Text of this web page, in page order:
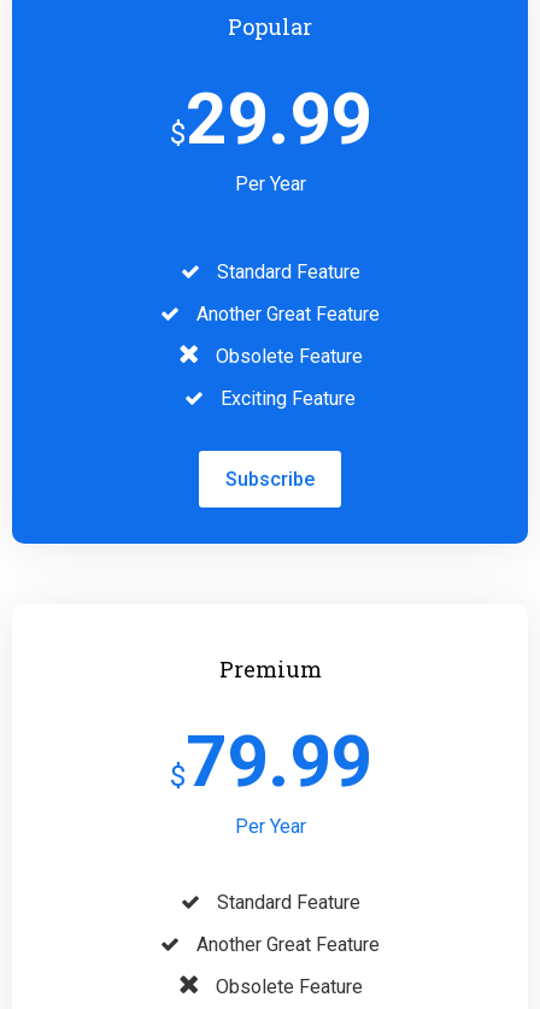
Popular
$29.99
Per Year
Standard Feature
Another Great Feature
Obsolete Feature
Exciting Feature
Subscribe
Premium
$79.99
Per Year
Standard Feature
Another Great Feature
Obsolete Feature